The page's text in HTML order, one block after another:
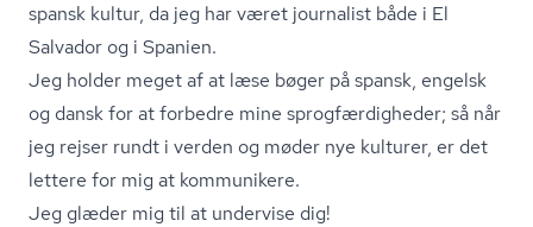
spansk kultur, da jeg har været journalist både i El
Salvador og i Spanien.
Jeg holder meget af at læse bøger på spansk, engelsk
og dansk for at forbedre mine sprog­fær­dig­he­der; så når
jeg rejser rundt i verden og møder nye kulturer, er det
lettere for mig at kommunikere.
Jeg glæder mig til at undervise dig!